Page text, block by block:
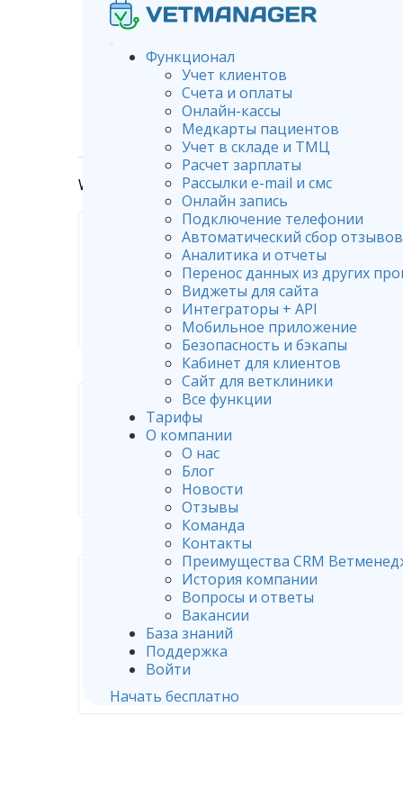
Функционал
Учет клиентов
Счета и оплаты
Онлайн-кассы
Медкарты пациентов
Учет в складе и ТМЦ
Расчет зарплаты
Рассылки e-mail и смс
Онлайн запись
Подключение телефонии
Автоматический сбор отзывов
Аналитика и отчеты
Перенос данных из других
Виджеты для сайта
Интеграторы + API
Мобильное приложение
Безопасность и бэкапы
Кабинет для клиентов
Сайт для ветклиники
Все функции
Тарифы
О компании
О нас
Блог
Новости
Отзывы
Команда
Контакты
Преимущества CRM
История компании
Вопросы и ответы
Вакансии
База знаний
Поддержка
Войти
Начать бесплатно
Wiki Настройки программы
Настройка модулей
Редактирование
Интеграция с
приложениями и